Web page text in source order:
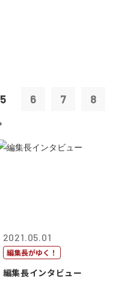
5 6 7 8
2021.05.01
編集長がゆく！
編集長インタビュー